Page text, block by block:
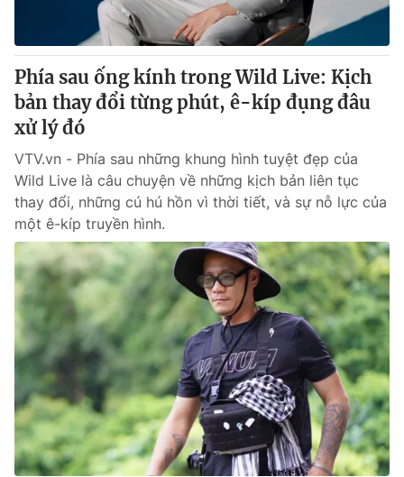
Phía sau ống kính trong Wild Live: Kịch
bản thay đổi từng phút, ê-kíp đụng đâu
xử lý đó
VTV.vn - Phía sau những khung hình tuyệt đẹp của
Wild Live là câu chuyện về những kịch bản liên tục
thay đổi, những cú hú hồn vì thời tiết, và sự nỗ lực của
một ê-kíp truyền hình.